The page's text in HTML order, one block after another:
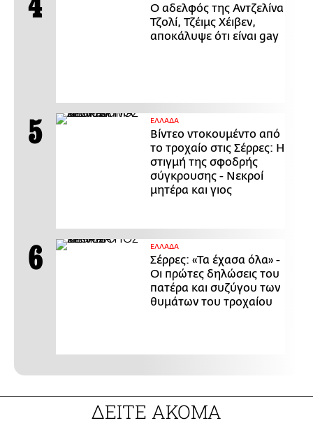
Ο αδελφός της Αντζελίνα
Τζολί, Τζέιμς Χέιβεν,
αποκάλυψε ότι είναι gay
ΕΛΛΑΔΑ
Βίντεο ντοκουμέντο από
το τροχαίο στις Σέρρες: Η
στιγμή της σφοδρής
σύγκρουσης - Νεκροί
μητέρα και γιος
ΕΛΛΑΔΑ
Σέρρες: «Τα έχασα όλα» -
Οι πρώτες δηλώσεις του
πατέρα και συζύγου των
θυμάτων του τροχαίου
ΔΕΙΤΕ ΑΚΟΜΑ